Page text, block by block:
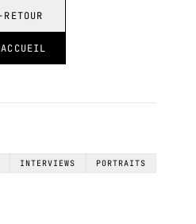
RETOUR
ACCUEIL
INTERVIEWS PORTRAITS